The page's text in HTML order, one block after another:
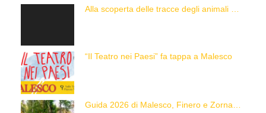
“Il Teatro nei Paesi” fa tappa a Malesco